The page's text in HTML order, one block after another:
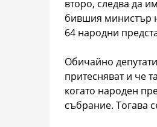
второ, следва да
бившия министър
64 народни
Обичайно
притесняват и че
когато народен
събрание. Тогава